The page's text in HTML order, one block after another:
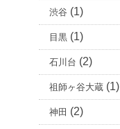
渋谷 (1)
目黒 (1)
石川台 (2)
祖師ヶ谷大蔵 (1)
神田 (2)